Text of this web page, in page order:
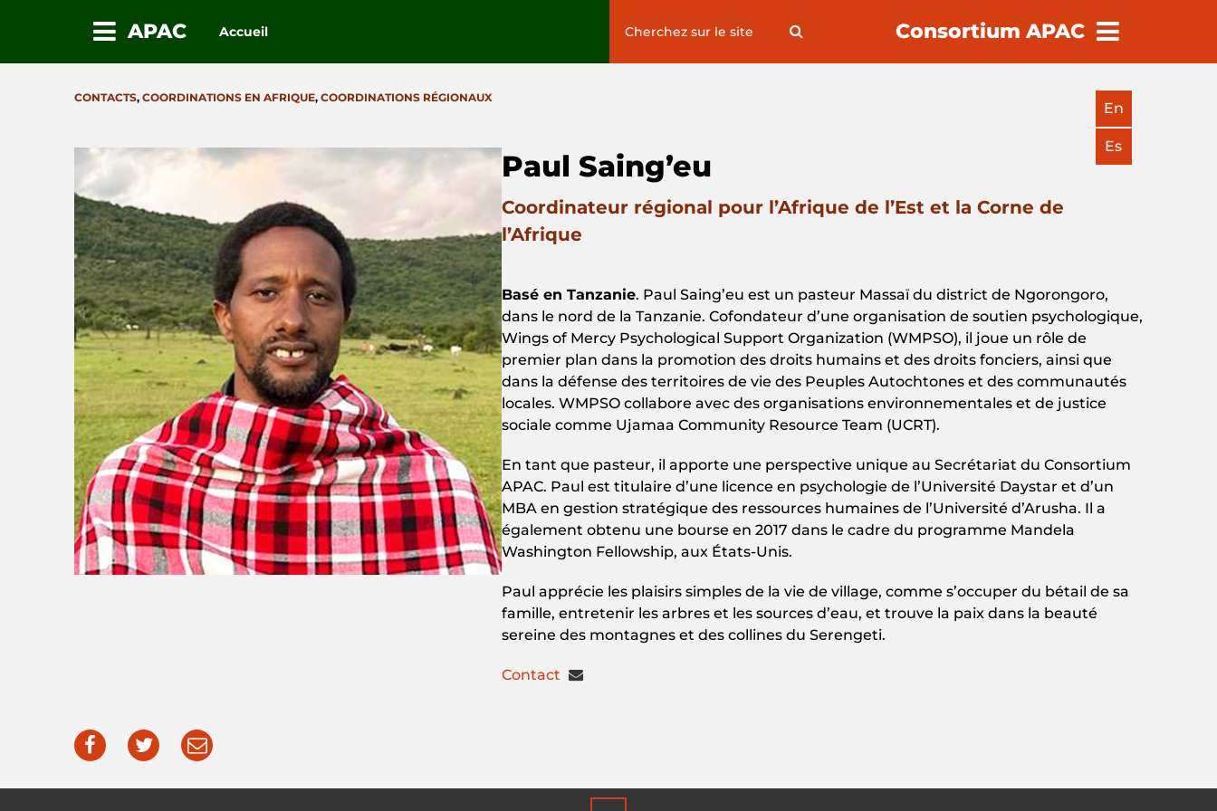
APAC Accueil
Search
Consortium APAC
En
Es
CATEGORIES
CONTACTS, COORDINATIONS EN AFRIQUE, COORDINATIONS RÉGIONAUX
Paul Saing’eu
Coordinateur régional pour l’Afrique de l’Est et la Corne de
l’Afrique
Basé en Tanzanie. Paul Saing’eu est un pasteur Massaï du district de Ngorongoro,
dans le nord de la Tanzanie. Cofondateur d’une organisation de soutien psychologique,
Wings of Mercy Psychological Support Organization (WMPSO), il joue un rôle de
premier plan dans la promotion des droits humains et des droits fonciers, ainsi que
dans la défense des territoires de vie des Peuples Autochtones et des communautés
locales. WMPSO collabore avec des organisations environnementales et de justice
sociale comme Ujamaa Community Resource Team (UCRT).
En tant que pasteur, il apporte une perspective unique au Secrétariat du Consortium
APAC. Paul est titulaire d’une licence en psychologie de l’Université Daystar et d’un
MBA en gestion stratégique des ressources humaines de l’Université d’Arusha. Il a
également obtenu une bourse en 2017 dans le cadre du programme Mandela
Washington Fellowship, aux États-Unis.
Paul apprécie les plaisirs simples de la vie de village, comme s’occuper du bétail de sa
famille, entretenir les arbres et les sources d’eau, et trouve la paix dans la beauté
sereine des montagnes et des collines du Serengeti.
Contact